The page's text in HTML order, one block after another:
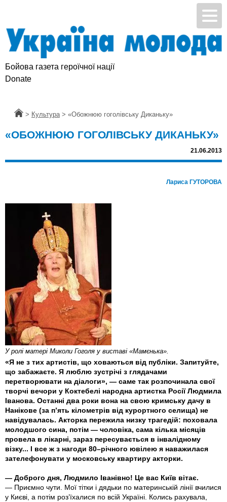
Бойова газета героїчної нації
Donate
Головна
> Культура > «Обожнюю гоголівську Диканьку»
«ОБОЖНЮЮ ГОГОЛІВСЬКУ ДИКАНЬКУ»
21.06.2013
Лариса ГУТОРОВА
У ролi матерi Миколи Гоголя у виставi «Мамєнька».
«Я не з тих артистів, що ховаються від публіки. Запитуйте,
що забажаєте. Я люблю зустрічі з глядачами
перетворювати на діалоги», — саме так розпочинала свої
творчі вечори у Коктебелі народна артистка Росії Людмила
Іванова. Останні два роки вона на свою кримську дачу в
Нанікове (за п’ять кілометрів від курортного селища) не
навідувалась. Акторка пережила низку трагедій: поховала
молодшого сина, потім — чоловіка, сама кілька місяців
провела в лікарні, зараз пересувається в інвалідному
візку... І все ж з нагоди 80–річного ювілею я наважилася
зателефонувати у московську квартиру акторки.
— Доброго дня, Людмило Іванівно! Це вас Київ вітає.
— Приємно чути. Мої тітки і дядьки по материнській лінії вчилися
у Києві, а потім роз’їхалися по всій Україні. Колись рахувала,